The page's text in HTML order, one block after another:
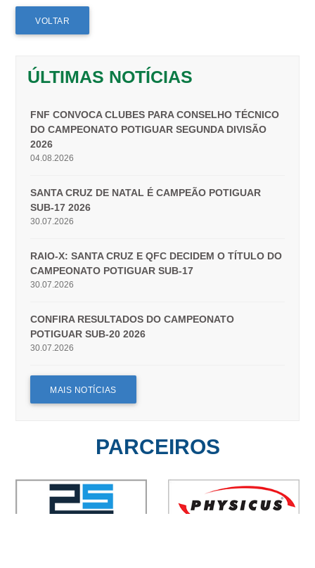
VOLTAR
ÚLTIMAS NOTÍCIAS
FNF CONVOCA CLUBES PARA CONSELHO TÉCNICO
DO CAMPEONATO POTIGUAR SEGUNDA DIVISÃO
2026
04.08.2026
SANTA CRUZ DE NATAL É CAMPEÃO POTIGUAR
SUB-17 2026
30.07.2026
RAIO-X: SANTA CRUZ E QFC DECIDEM O TÍTULO DO
CAMPEONATO POTIGUAR SUB-17
30.07.2026
CONFIRA RESULTADOS DO CAMPEONATO
POTIGUAR SUB-20 2026
30.07.2026
MAIS NOTÍCIAS
PARCEIROS